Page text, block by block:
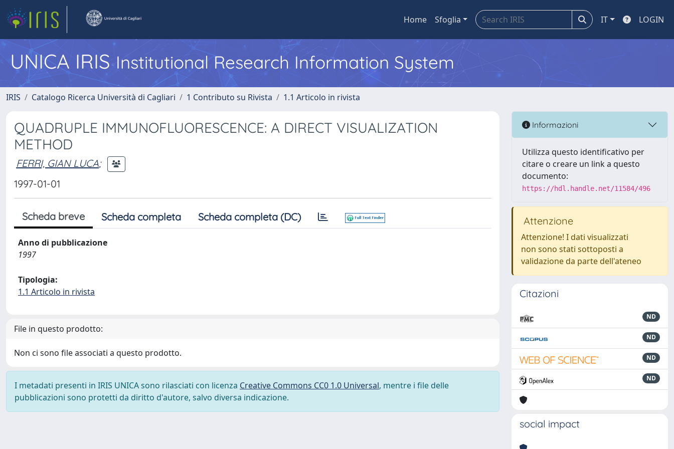
Home Sfoglia IT LOGIN
UNICA IRISInstitutional Research Information System
IRIS Catalogo Ricerca Università di Cagliari 1 Contributo su Rivista 1.1 Articolo in rivista
QUADRUPLE IMMUNOFLUORESCENCE: A DIRECT VISUALIZATION
METHOD
FERRI, GIAN LUCA;
1997-01-01
Scheda breve Scheda completa Scheda completa (DC)
Anno di pubblicazione
1997
Tipologia:
1.1 Articolo in rivista
File in questo prodotto:
Non ci sono file associati a questo prodotto.
I metadati presenti in IRIS UNICA sono rilasciati con licenza Creative Commons CC0 1.0 Universal, mentre i file delle
pubblicazioni sono protetti da diritto d'autore, salvo diversa indicazione.
Informazioni
Utilizza questo identificativo per
citare o creare un link a questo
documento:
https://hdl.handle.net/11584/496
Attenzione
Attenzione! I dati visualizzati
non sono stati sottoposti a
validazione da parte dell'ateneo
Citazioni
ND
ND
ND
ND
social impact